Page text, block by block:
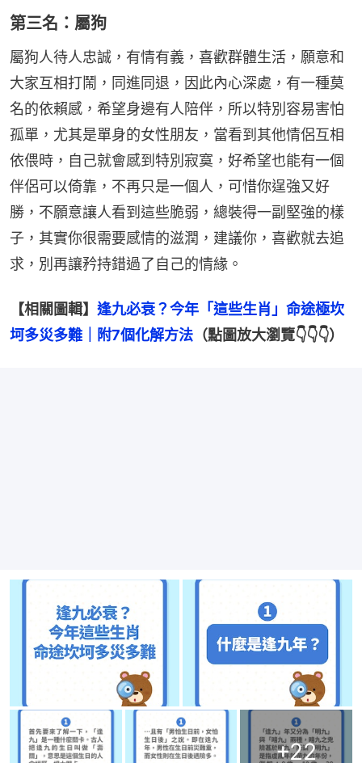
第三名：屬狗
屬狗人待人忠誠，有情有義，喜歡群體生活，願意和
大家互相打鬧，同進同退，因此內心深處，有一種莫
名的依賴感，希望身邊有人陪伴，所以特別容易害怕
孤單，尤其是單身的女性朋友，當看到其他情侶互相
依偎時，自己就會感到特別寂寞，好希望也能有一個
伴侶可以倚靠，不再只是一個人，可惜你逞強又好
勝，不願意讓人看到這些脆弱，總裝得一副堅強的樣
子，其實你很需要感情的滋潤，建議你，喜歡就去追
求，別再讓矜持錯過了自己的情緣。
【相關圖輯】 逢九必衰？今年「這些生肖」命途極坎
坷多災多難｜附7個化解方法 （點圖放大瀏覽👇👇👇）
+22